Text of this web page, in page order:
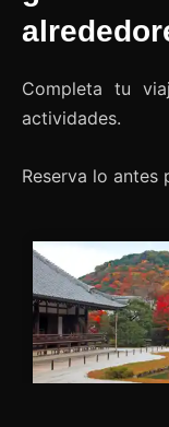
Completa tu
actividades.
Reserva lo antes